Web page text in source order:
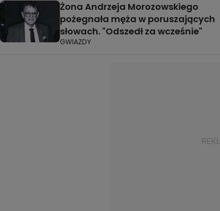
Żona Andrzeja Morozowskiego
pożegnała męża w poruszających
słowach. "Odszedł za wcześnie"
GWIAZDY